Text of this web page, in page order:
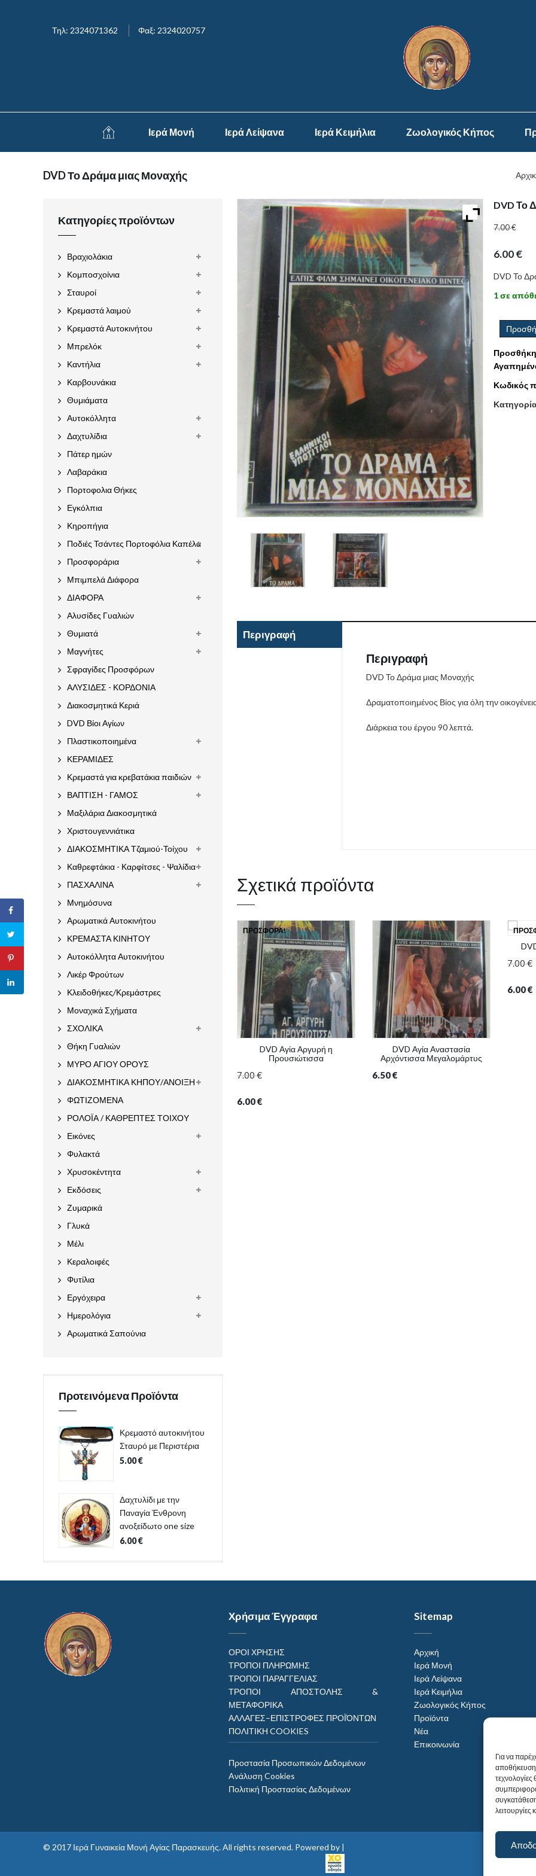
Για να
αποθήκευση
λειτουργίες
Τηλ: 2324071362 Φαξ: 2324020757
Ιερά Μονή Ιερά Λείψανα Ιερά Κειμήλια Ζωολογικός Κήπος
DVD Το Δράμα μιας Μοναχής
DVD Το
7.00€
6.00€
DVD Το
1 σε
Κωδικός
Περιγραφή
Περιγραφή
DVD Το Δράμα μιας Μοναχής
Δραματοποιημένος Βίος για όλη την
Διάρκεια του έργου 90 λεπτά.
Σχετικά προϊόντα
ΠΡΟΣΦΟΡΆ!
DVD Αγία Αργυρή η
Προυσιώτισσα
7.00€
6.00€
DVD Αγία Αναστασία
Αρχόντισσα Μεγαλομάρτυς
6.50€
7.00€
6.00€
Κατηγορίες προϊόντων
Βραχιολάκια
Κομποσχοίνια
Σταυροί
Κρεμαστά λαιμού
Κρεμαστά Αυτοκινήτου
Μπρελόκ
Καντήλια
Καρβουνάκια
Θυμιάματα
Αυτοκόλλητα
Δαχτυλίδια
Πάτερ ημών
Λαβαράκια
Πορτοφολια Θήκες
Εγκόλπια
Κηροπήγια
Ποδιές Τσάντες Πορτοφόλια Καπέλα
Προσφοράρια
Μπιμπελά Διάφορα
ΔΙΑΦΟΡΑ
Αλυσίδες Γυαλιών
Θυμιατά
Μαγνήτες
Σφραγίδες Προσφόρων
ΑΛΥΣΙΔΕΣ - ΚΟΡΔΟΝΙΑ
Διακοσμητικά Κεριά
DVD Βίοι Αγίων
Πλαστικοποιημένα
ΚΕΡΑΜΙΔΕΣ
Κρεμαστά για κρεβατάκια παιδιών
ΒΑΠΤΙΣΗ - ΓΑΜΟΣ
Μαξιλάρια Διακοσμητικά
Χριστουγεννιάτικα
ΔΙΑΚΟΣΜΗΤΙΚΑ Τζαμιού-Τοίχου
Καθρεφτάκια - Καρφίτσες - Ψαλίδια
ΠΑΣΧΑΛΙΝΑ
Μνημόσυνα
Αρωματικά Αυτοκινήτου
ΚΡΕΜΑΣΤΑ ΚΙΝΗΤΟΥ
Αυτοκόλλητα Αυτοκινήτου
Λικέρ Φρούτων
Κλειδοθήκες/Κρεμάστρες
Μοναχικά Σχήματα
ΣΧΟΛΙΚΑ
Θήκη Γυαλιών
ΜΥΡΟ ΑΓΙΟΥ ΟΡΟΥΣ
ΔΙΑΚΟΣΜΗΤΙΚΑ ΚΗΠΟΥ/ΑΝΟΙΞΗ
ΦΩΤΙΖΟΜΕΝΑ
ΡΟΛΟΪΑ / ΚΑΘΡΕΠΤΕΣ ΤΟΙΧΟΥ
Εικόνες
Φυλακτά
Χρυσοκέντητα
Εκδόσεις
Ζυμαρικά
Γλυκά
Μέλι
Κεραλοιφές
Φυτίλια
Εργόχειρα
Ημερολόγια
Αρωματικά Σαπούνια
Προτεινόμενα Προϊόντα
Κρεμαστό αυτοκινήτου
Σταυρό με Περιστέρια
5.00€
Δαχτυλίδι με την
Παναγία Ένθρονη
ανοξείδωτο one size
6.00€
Χρήσιμα Έγγραφα
ΟΡΟΙ ΧΡΗΣΗΣ
ΤΡΟΠΟΙ ΠΛΗΡΩΜΗΣ
ΤΡΟΠΟΙ ΠΑΡΑΓΓΕΛΙΑΣ
ΤΡΟΠΟΙ ΑΠΟΣΤΟΛΗΣ &
ΜΕΤΑΦΟΡΙΚΑ
ΑΛΛΑΓΕΣ–ΕΠΙΣΤΡΟΦΕΣ ΠΡΟΪΌΝΤΩΝ
ΠΟΛΙΤΙΚΗ COOKIES
Προστασία Προσωπικών Δεδομένων
Aνάλυση Cookies
Πολιτική Προστασίας Δεδομένων
Sitemap
Αρχική
Ιερά Μονή
Ιερά Λείψανα
Ιερά Κειμήλια
Ζωολογικός Κήπος
Προϊόντα
Νέα
Επικοινωνία
© 2017 Ιερά Γυναικεία Μονή Αγίας Παρασκευής. All rights reserved. Powered by |